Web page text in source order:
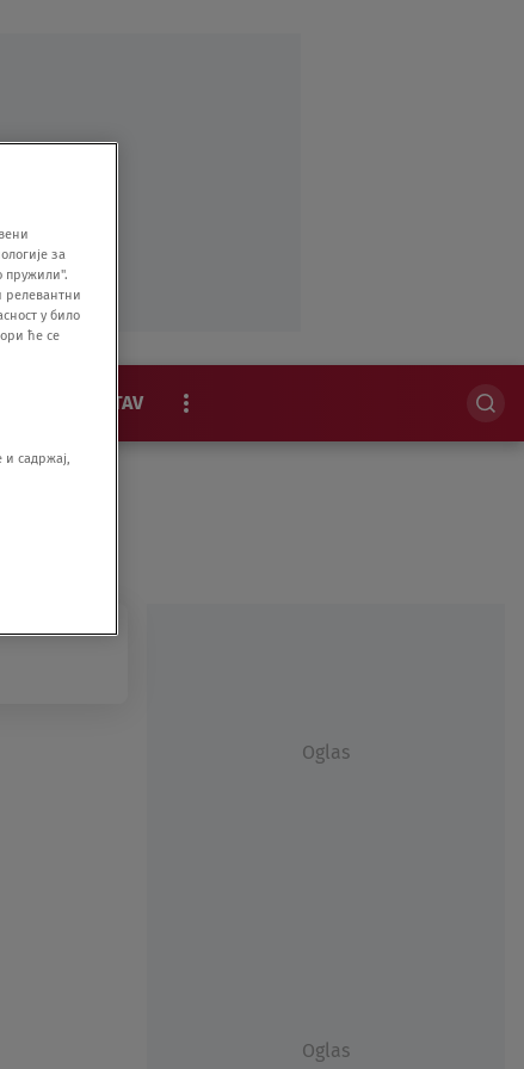
STAV
EKSKLUZIVNO
Oglas
Oglas
за
пружили".
релевантни
у било
ће се
садржај,